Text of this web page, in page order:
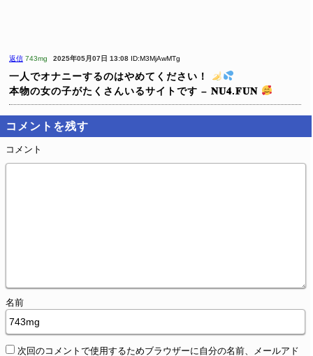
返信 743mg 2025年05月07日 13:08 ID:M3MjAwMTg
一人でオナニーするのはやめてください！
本物の女の子がたくさんいるサイトです – 𝐍𝐔𝟒.𝐅𝐔𝐍
コメントを残す
コメント
名前
次回のコメントで使用するためブラウザーに自分の名前、メールアド